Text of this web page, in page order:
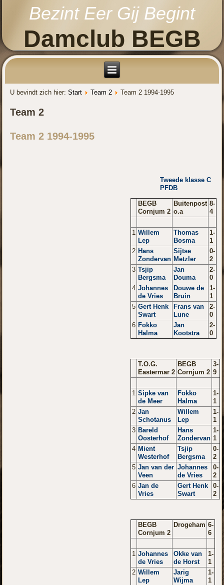
Bezint Eer Gij Begint
Damclub BEGB
U bevindt zich hier:Start Team 2 Team 2 1994-1995
Team 2
Team 2 1994-1995
Tweede klasse C
PFDB
BEGB
Cornjum 2
Buitenpost
o.a
8-
4
1 Willem
Lep
Thomas
Bosma
1-
1
2 Hans
Zondervan
Sijtse
Metzler
0-
2
3 Tsjip
Bergsma
Jan
Douma
2-
0
4 Johannes
de Vries
Douwe de
Bruin
1-
1
5 Gert Henk
Swart
Frans van
Lune
2-
0
6 Fokko
Halma
Jan
Kootstra
2-
0
T.O.G.
Eastermar 2
BEGB
Cornjum 2
3-
9
1 Sipke van
de Meer
Fokko
Halma
1-
1
2 Jan
Schotanus
Willem
Lep
1-
1
3 Bareld
Oosterhof
Hans
Zondervan
1-
1
4 Mient
Westerhof
Tsjip
Bergsma
0-
2
5 Jan van der
Veen
Johannes
de Vries
0-
2
6 Jan de
Vries
Gert Henk
Swart
0-
2
BEGB
Cornjum 2
Drogeham 6-
6
1 Johannes
de Vries
Okke van
de Horst
1-
1
2 Willem
Lep
Jarig
Wijma
1-
1